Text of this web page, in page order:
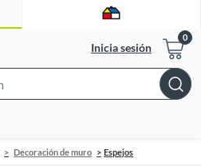
Inicia sesión
Bar
Decoración de muro Espejos